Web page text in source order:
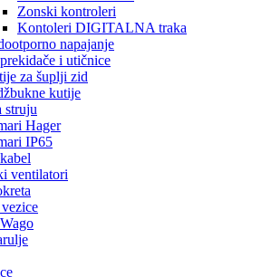
Zonski kontroleri
Kontoleri DIGITALNA traka
napajanje
i utičnice
za šuplji zid
kutije
struju
Hager
IP65
ventilatori